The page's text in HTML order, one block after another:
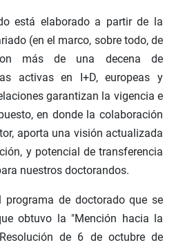
está elaborado a partir de la
(en el marco, sobre todo, de
más de una decena de
activas en I+D, europeas y
garantizan la vigencia e
en donde la colaboración
aporta una visión actualizada
y potencial de transferencia
nuestros doctorandos.
programa de doctorado que se
obtuvo la "Mención hacia la
de 6 de octubre de